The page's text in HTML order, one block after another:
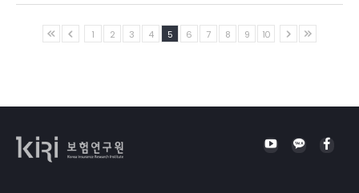
보험연구원
연구위원
국민연금의
연금제도실장
1 2 3 4 5 6 7 8 9 10